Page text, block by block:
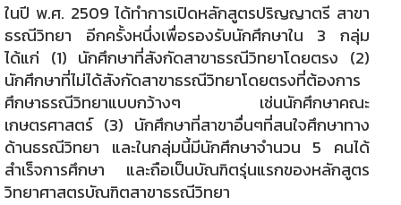
ในปี พ.ศ. 2509 ได้ทำการเปิดหลักสูตรปริญญาตรี สาขา
ธรณีวิทยา อีกครั้งหนึ่งเพื่อรองรับนักศึกษาใน 3 กลุ่ม
ได้แก่ (1) นักศึกษาที่สังกัดสาขาธรณีวิทยาโดยตรง (2)
นักศึกษาที่ไม่ได้สังกัดสาขาธรณีวิทยาโดยตรงที่ต้องการ
ศึกษาธรณีวิทยาแบบกว้างๆ เช่นนักศึกษาคณะ
เกษตรศาสตร์ (3) นักศึกษาที่สาขาอื่นๆที่สนใจศึกษาทาง
ด้านธรณีวิทยา และในกลุ่มนี้มีนักศึกษาจำนวน 5 คนได้
สำเร็จการศึกษา และถือเป็นบัณฑิตรุ่นแรกของหลักสูตร
วิทยาศาสตรบัณฑิตสาขาธรณีวิทยา